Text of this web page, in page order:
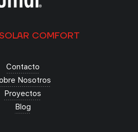
COMFORT
Contacto
Nosotros
Proyectos
Blog